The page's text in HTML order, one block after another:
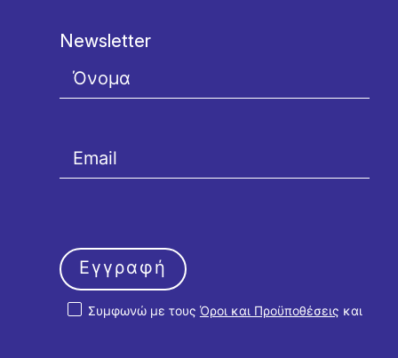
Newsletter
Συμφωνώ με τους Όροι και Προϋποθέσεις και
Εγγραφή